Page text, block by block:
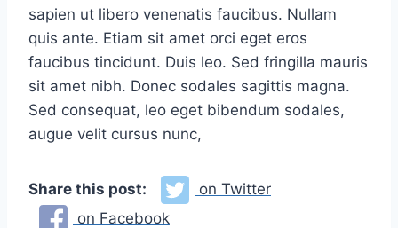
sapien ut libero venenatis faucibus. Nullam
quis ante. Etiam sit amet orci eget eros
faucibus tincidunt. Duis leo. Sed fringilla mauris
sit amet nibh. Donec sodales sagittis magna.
Sed consequat, leo eget bibendum sodales,
augue velit cursus nunc,
Share this post:
on Twitter
on Facebook